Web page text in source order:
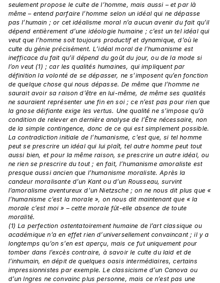
seulement propose le culte de l’homme, mais aussi – et par là
même – entend parfaire l’homme selon un idéal qui ne dépasse
pas l’humain ; or cet idéalisme moral n’a aucun avenir du fait qu’il
dépend entièrement d’une idéologie humaine ; c’est un tel idéal qui
veut que l’homme soit toujours productif et dynamique, d’où le
culte du génie précisément. L’idéal moral de l’humanisme est
inefficace du fait qu’il dépend du goût du jour, ou de la mode si
l’on veut (1) ; car les qualités humaines, qui impliquent par
définition la volonté de se dépasser, ne s’imposent qu’en fonction
de quelque chose qui nous dépasse. De même que l’homme ne
saurait avoir sa raison d’être en lui-même, de même ses qualités
ne sauraient représenter une fin en soi ; ce n’est pas pour rien que
la gnose déifiante exige les vertus. Une qualité ne s’impose qu’à
condition de relever en dernière analyse de l’Être nécessaire, non
de la simple contingence, donc de ce qui est simplement possible.
La contradiction initiale de l’humanisme, c’est que, si tel homme
peut se prescrire un idéal qui lui plaît, tel autre homme peut tout
aussi bien, et pour la même raison, se prescrire un autre idéal, ou
ne rien se prescrire du tout ; en fait, l’humanisme amoraliste est
presque aussi ancien que l’humanisme moraliste. Après la
candeur moralisante d’un Kant ou d’un Rousseau, survint
l’amoralisme aventureux d’un Nietzsche ; on ne nous dit plus que «
l’humanisme c’est la morale », on nous dit maintenant que « la
morale c’est moi » – cette morale fût-elle absence de toute
moralité.
(1) La perfection ostentatoirement humaine de l’art classique ou
académique n’a en effet rien d’universellement convaincant ; il y a
longtemps qu’on s’en est aperçu, mais ce fut uniquement pour
tomber dans l’excès contraire, à savoir le culte du laid et de
l’inhumain, en dépit de quelques oasis intermédiaires, certains
impressionnistes par exemple. Le classicisme d’un Canova ou
d’un Ingres ne convainc plus personne, mais ce n’est pas une